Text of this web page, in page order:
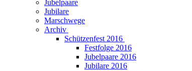
Jubelpaare
Jubilare
Marschwege
Archiv
Schützenfest 2016
Festfolge 2016
Jubelpaare 2016
Jubilare 2016